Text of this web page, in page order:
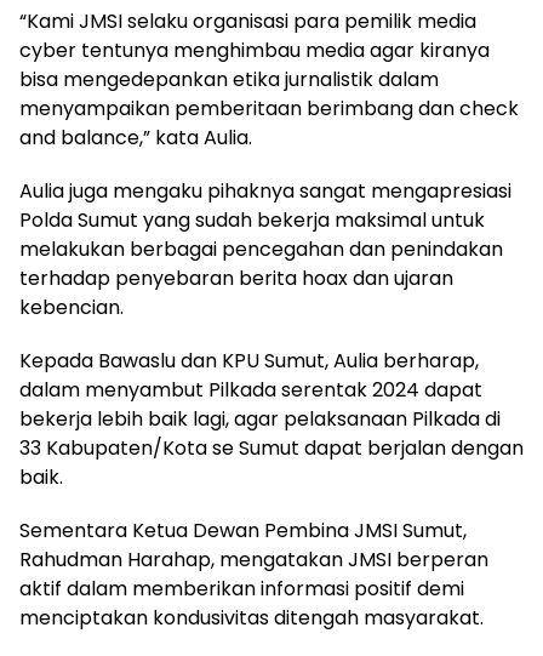
“Kami JMSI selaku organisasi para pemilik media
cyber tentunya menghimbau media agar kiranya
bisa mengedepankan etika jurnalistik dalam
menyampaikan pemberitaan berimbang dan check
and balance,” kata Aulia.
Aulia juga mengaku pihaknya sangat mengapresiasi
Polda Sumut yang sudah bekerja maksimal untuk
melakukan berbagai pencegahan dan penindakan
terhadap penyebaran berita hoax dan ujaran
kebencian.
Kepada Bawaslu dan KPU Sumut, Aulia berharap,
dalam menyambut Pilkada serentak 2024 dapat
bekerja lebih baik lagi, agar pelaksanaan Pilkada di
33 Kabupaten/Kota se Sumut dapat berjalan dengan
baik.
Sementara Ketua Dewan Pembina JMSI Sumut,
Rahudman Harahap, mengatakan JMSI berperan
aktif dalam memberikan informasi positif demi
menciptakan kondusivitas ditengah masyarakat.